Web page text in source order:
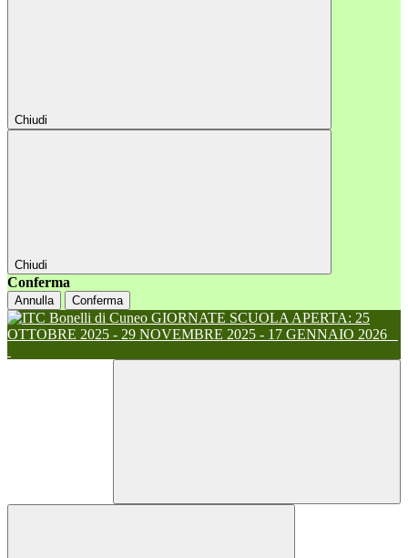
Chiudi
Chiudi
Conferma
Annulla Conferma
GIORNATE SCUOLA APERTA: 25
OTTOBRE 2025 - 29 NOVEMBRE 2025 - 17 GENNAIO 2026